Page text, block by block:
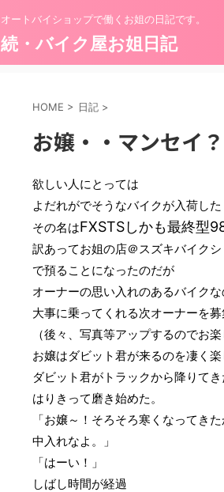
オートバイショップで働くお姐の日記です。
続・バイク屋お姐日記
HOME > 日記 >
お嬢・・マンセイ
欲しい人にとっては
よだれがでそうなバイクが入荷した
その名はFXSTSしかも最終型
訳あってお姐の店＠スズキバイクシ
で預ることになったのだが
オーナーの思い入れのあるバイク
大事に乗ってくれる次オーナーを募
（後々、写真等アップするのでお楽
お嬢はダビット君が来るのを凄く楽
ダビット君がトラックから降りて
はりきって磨き始めた。
「お嬢～！そろそろ寒くなってきた
中入れなよ。」
「はーい！」
しばし時間が経過